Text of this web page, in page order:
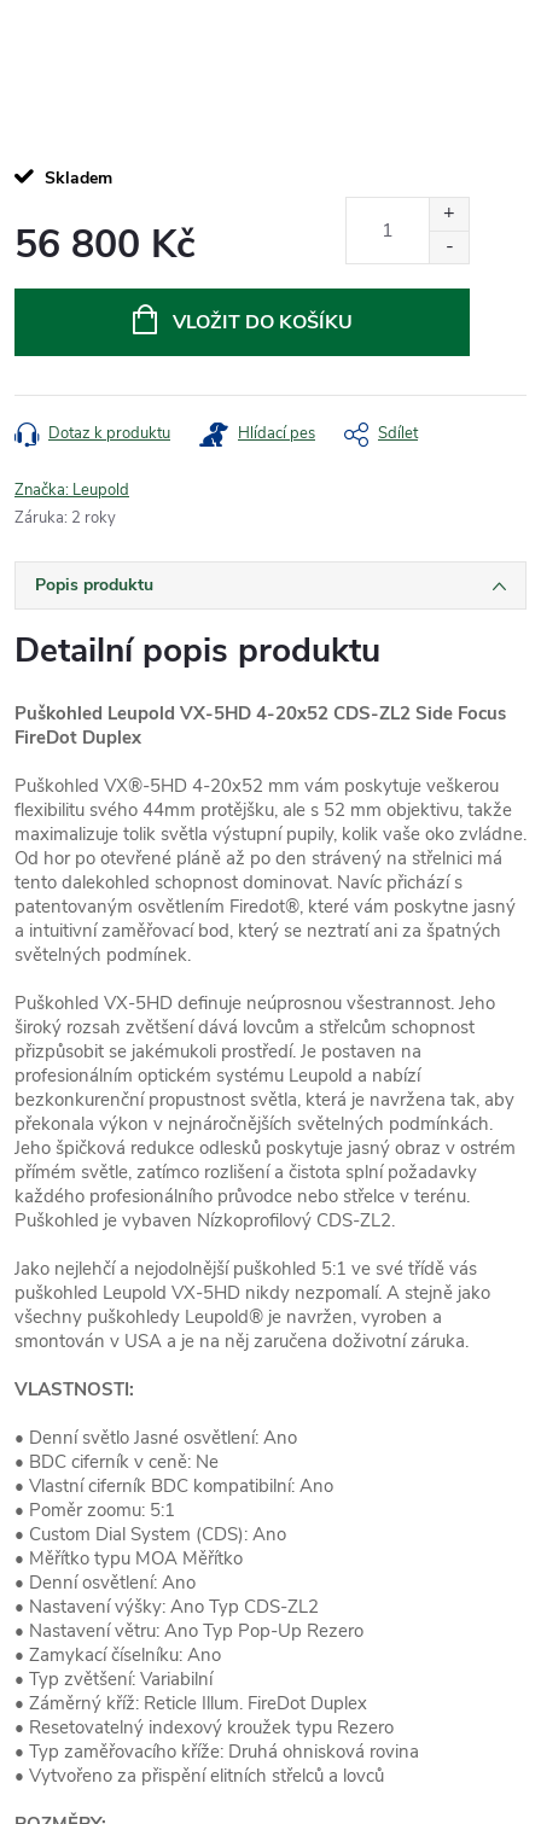
Skladem
56 800 Kč
VLOŽIT DO KOŠÍKU
Dotaz k produktu Hlídací pes Sdílet
Značka: Leupold
Záruka: 2 roky
Popis produktu
Detailní popis produktu
Puškohled Leupold VX-5HD 4-20x52 CDS-ZL2 Side Focus
FireDot Duplex
Puškohled VX®-5HD 4-20x52 mm vám poskytuje veškerou
flexibilitu svého 44mm protějšku, ale s 52 mm objektivu, takže
maximalizuje tolik světla výstupní pupily, kolik vaše oko zvládne.
Od hor po otevřené pláně až po den strávený na střelnici má
tento dalekohled schopnost dominovat. Navíc přichází s
patentovaným osvětlením Firedot®, které vám poskytne jasný
a intuitivní zaměřovací bod, který se neztratí ani za špatných
světelných podmínek.
Puškohled VX-5HD definuje neúprosnou všestrannost. Jeho
široký rozsah zvětšení dává lovcům a střelcům schopnost
přizpůsobit se jakémukoli prostředí. Je postaven na
profesionálním optickém systému Leupold a nabízí
bezkonkurenční propustnost světla, která je navržena tak, aby
překonala výkon v nejnáročnějších světelných podmínkách.
Jeho špičková redukce odlesků poskytuje jasný obraz v ostrém
přímém světle, zatímco rozlišení a čistota splní požadavky
každého profesionálního průvodce nebo střelce v terénu.
Puškohled je vybaven Nízkoprofilový CDS-ZL2.
Jako nejlehčí a nejodolnější puškohled 5:1 ve své třídě vás
puškohled Leupold VX-5HD nikdy nezpomalí. A stejně jako
všechny puškohledy Leupold® je navržen, vyroben a
smontován v USA a je na něj zaručena doživotní záruka.
VLASTNOSTI:
• Denní světlo Jasné osvětlení: Ano
• BDC ciferník v ceně: Ne
• Vlastní ciferník BDC kompatibilní: Ano
• Poměr zoomu: 5:1
• Custom Dial System (CDS): Ano
• Měřítko typu MOA Měřítko
• Denní osvětlení: Ano
• Nastavení výšky: Ano Typ CDS-ZL2
• Nastavení větru: Ano Typ Pop-Up Rezero
• Zamykací číselníku: Ano
• Typ zvětšení: Variabilní
• Záměrný kříž: Reticle Illum. FireDot Duplex
• Resetovatelný indexový kroužek typu Rezero
• Typ zaměřovacího kříže: Druhá ohnisková rovina
• Vytvořeno za přispění elitních střelců a lovců